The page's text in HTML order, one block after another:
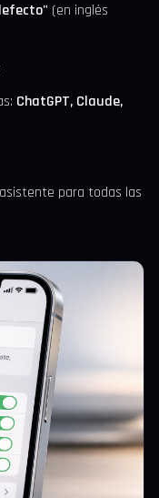
(en inglés
ChatGPT, Claude,
para todas las